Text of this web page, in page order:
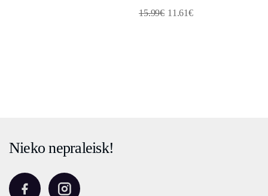
15.99€ 11.61€
Nieko nepraleisk!